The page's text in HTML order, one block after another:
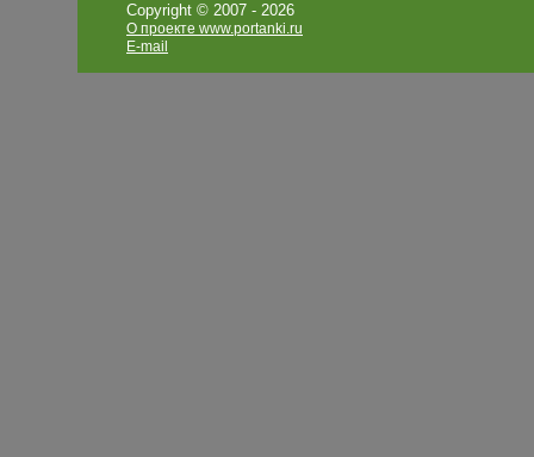
Copyright © 2007 - 2026
О проекте www.portanki.ru
E-mail